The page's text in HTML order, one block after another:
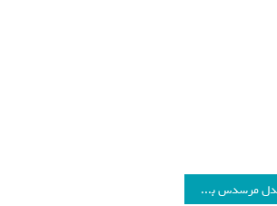
معرفی رسمی ۲ مدل مرسدس بنز توسط ایران خودرو (+عکس و مشخصات)_فرنگی